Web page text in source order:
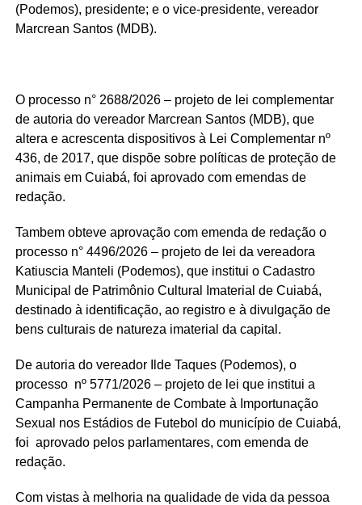
(Podemos), presidente; e o vice-presidente, vereador
Marcrean Santos (MDB).
O processo n° 2688/2026 – projeto de lei complementar
de autoria do vereador Marcrean Santos (MDB), que
altera e acrescenta dispositivos à Lei Complementar nº
436, de 2017, que dispõe sobre políticas de proteção de
animais em Cuiabá, foi aprovado com emendas de
redação.
Tambem obteve aprovação com emenda de redação o
processo n° 4496/2026 – projeto de lei da vereadora
Katiuscia Manteli (Podemos), que institui o Cadastro
Municipal de Patrimônio Cultural Imaterial de Cuiabá,
destinado à identificação, ao registro e à divulgação de
bens culturais de natureza imaterial da capital.
De autoria do vereador Ilde Taques (Podemos), o
processo nº 5771/2026 – projeto de lei que institui a
Campanha Permanente de Combate à Importunação
Sexual nos Estádios de Futebol do município de Cuiabá,
foi aprovado pelos parlamentares, com emenda de
redação.
Com vistas à melhoria na qualidade de vida da pessoa